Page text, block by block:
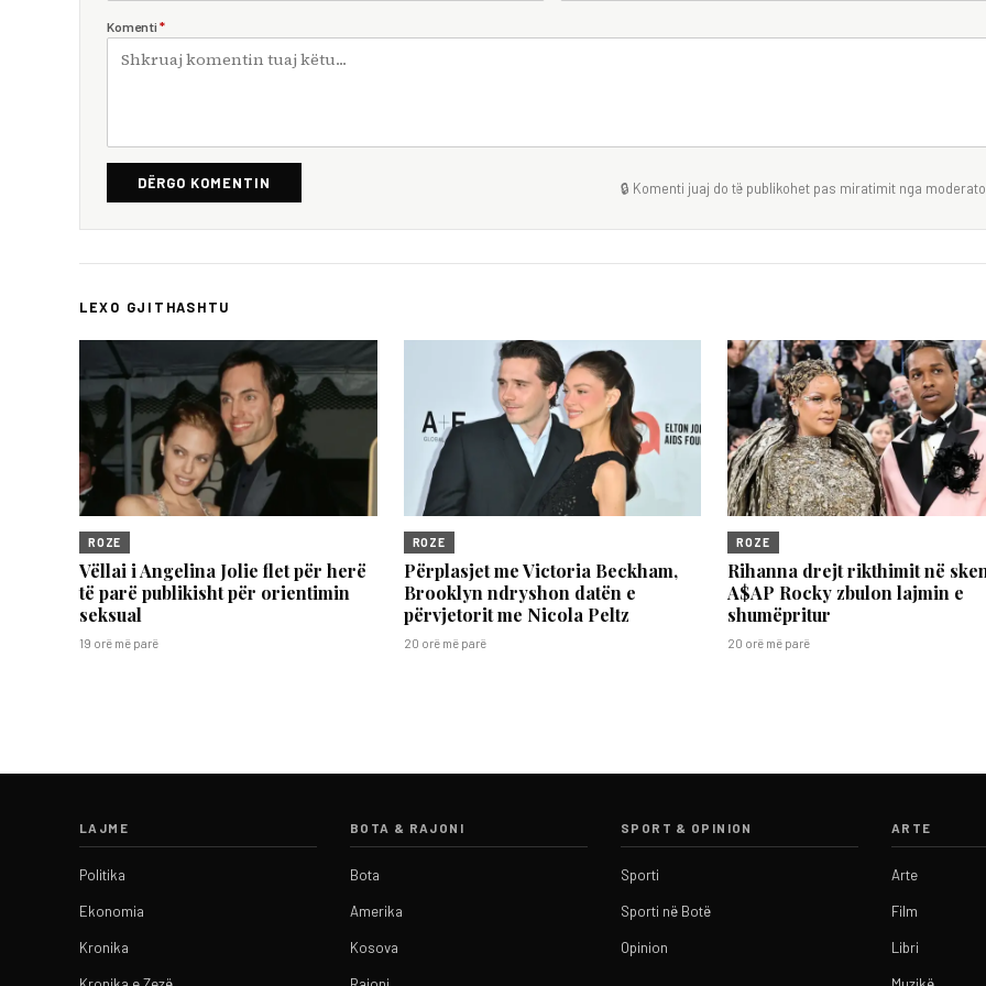
Komenti *
DËRGO KOMENTIN 🔒 Komenti juaj do të publikohet pas miratimit nga
LEXO GJITHASHTU
ROZE
Vëllai i Angelina Jolie flet për herë
të parë publikisht për orientimin
seksual
19 orë më parë
ROZE
Përplasjet me Victoria Beckham,
Brooklyn ndryshon datën e
përvjetorit me Nicola Peltz
20 orë më parë
ROZE
Rihanna drejt rikthimit në
A$AP Rocky zbulon lajmin e
shumëpritur
20 orë më parë
LAJME
Politika
Ekonomia
Kronika
BOTA & RAJONI
Bota
Amerika
Kosova
SPORT & OPINION
Sporti
Sporti në Botë
Opinion
ARTE
Arte
Film
Libri